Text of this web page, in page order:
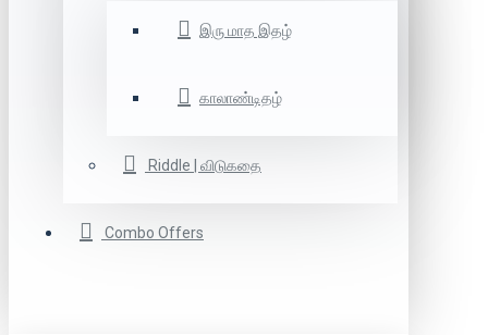
இரு மாத இதழ்
காலாண்டிதழ்
Riddle | விடுகதை
Combo Offers